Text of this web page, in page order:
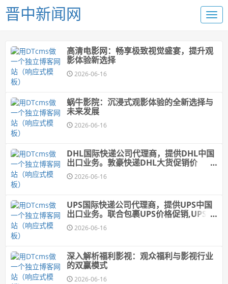
晋中新闻网
高清电影网：畅享极致视觉盛宴，提升观
影体验新选择
2026-06-16
蜗牛影院：沉浸式观影体验的全新选择与
未来发展
2026-06-16
DHL国际快递公司代理商，提供DHL中国
出口业务。敦豪快递DHL大货促销价
格,DHL快递价格,DHL国际快递价格
2026-06-16
UPS国际快递公司代理商，提供UPS中国
出口业务。联合包裹UPS价格促销,UPS快
递价格,UPS国际快递价格
2026-06-16
深入解析福利影视：观众福利与影视行业
的双赢模式
2026-06-16